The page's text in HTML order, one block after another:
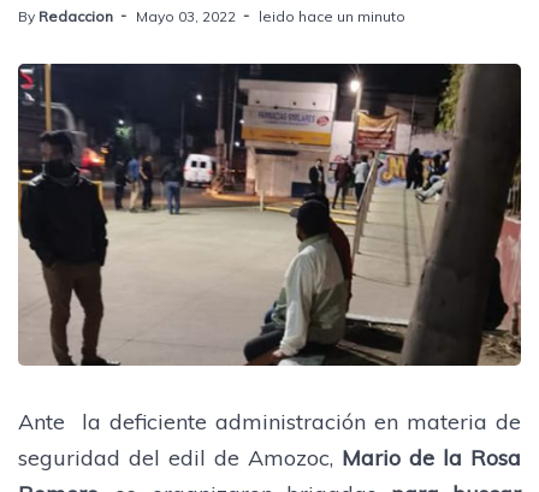
By Redaccion Mayo 03, 2022 leido hace un minuto
Ante la deficiente administración en materia de
seguridad del edil de Amozoc, Mario de la Rosa